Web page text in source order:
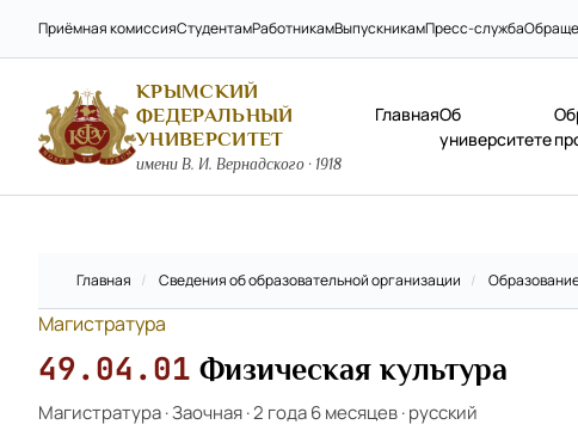
Приёмная комиссияСтудентамРаботникамВыпускникамПресс-служба
КРЫМСКИЙ
ФЕДЕРАЛЬНЫЙ
УНИВЕРСИТЕТ
имени В. И. Вернадского · 1918
ГлавнаяОб
университете
Главная / Сведения об образовательной организации /
Магистратура
49.04.01 Физическая культура
Магистратура·Заочная·2 года 6 месяцев·русский